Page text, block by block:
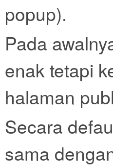
popup).
Pada
enak tetapi
halaman
Secara
sama